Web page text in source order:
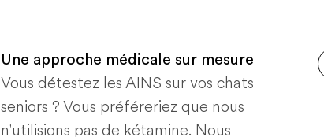
Une approche médicale sur mesure
Vous détestez les AINS sur vos chats
seniors ? Vous préféreriez que nous
n'utilisions pas de kétamine. Nous